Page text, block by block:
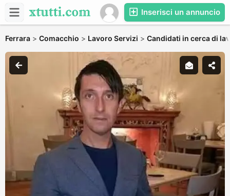
Inserisci un annuncio
Ferrara > Comacchio > Lavoro Servizi > Candidati in cerca di